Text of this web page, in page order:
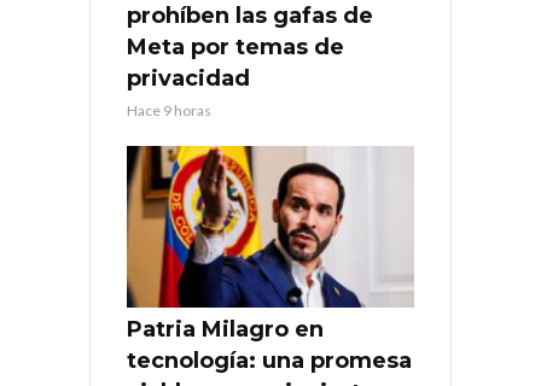
prohíben las gafas de
Meta por temas de
privacidad
Hace 9 horas
Patria Milagro en
tecnología: una promesa